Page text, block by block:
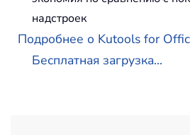
надстроек
Подробнее о Kutools for
Бесплатная загрузка...